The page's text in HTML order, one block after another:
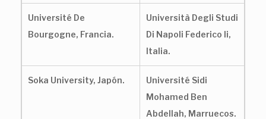
Université De
Bourgogne, Francia.
Università Degli Studi
Di Napoli Federico Ii,
Italia.
Soka University, Japón.
Université Sidi
Mohamed Ben
Abdellah, Marruecos.